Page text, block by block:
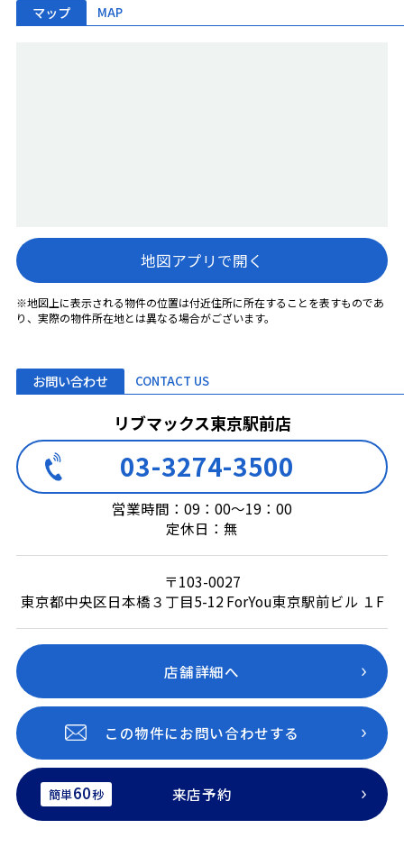
マップ MAP
地図アプリで開く
※地図上に表示される物件の位置は付近住所に所在することを表すものであ
り、実際の物件所在地とは異なる場合がございます。
お問い合わせ CONTACT US
リブマックス東京駅前店
03-3274-3500
営業時間：09：00～19：00
定休日：無
〒103-0027
東京都中央区日本橋３丁目5-12 ForYou東京駅前ビル １F
店舗詳細へ
この物件にお問い合わせする
簡単60秒 来店予約